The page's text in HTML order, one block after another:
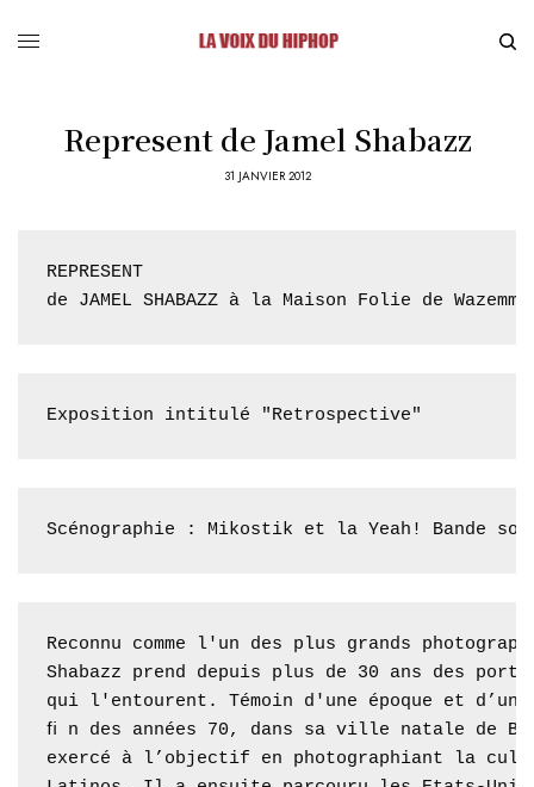
Represent de Jamel Shabazz
31 JANVIER 2012
REPRESENT
de JAMEL SHABAZZ à la Maison Folie de
Exposition intitulé "Retrospective"
Scénographie : Mikostik et la Yeah! Bande
Reconnu comme l'un des plus grands
Shabazz prend depuis plus de 30 ans des
qui l'entourent. Témoin d'une époque et
ﬁ n des années 70, dans sa ville natale de
exercé à l’objectif en photographiant la